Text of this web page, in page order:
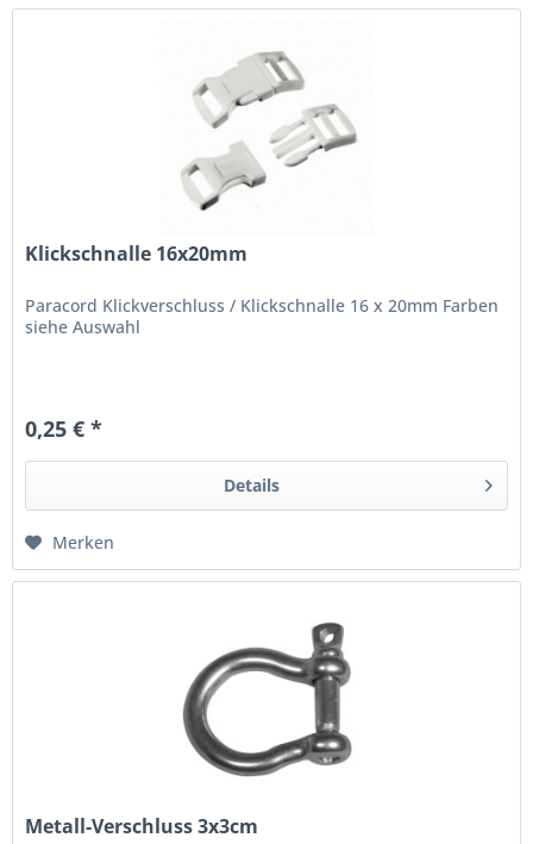
Klickschnalle 16x20mm
Paracord Klickverschluss / Klickschnalle 16 x 20mm Farben
siehe Auswahl
0,25 € *
Details
Merken
Metall-Verschluss 3x3cm